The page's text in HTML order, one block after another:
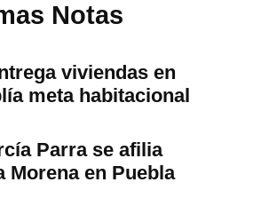
Notas
viviendas en
meta habitacional
Parra se afilia
Morena en Puebla